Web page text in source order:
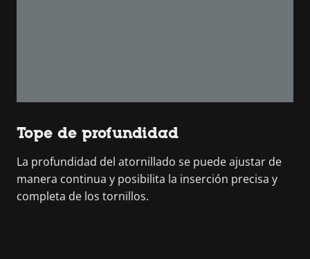
Tope de profundidad
La profundidad del atornillado se puede ajustar de
manera continua y posibilita la inserción precisa y
completa de los tornillos.